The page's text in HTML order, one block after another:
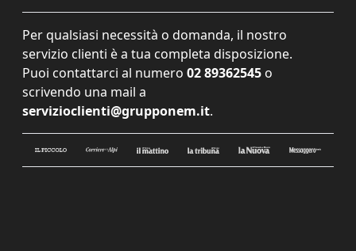
Per qualsiasi necessità o domanda, il nostro
servizio clienti è a tua completa disposizione.
Puoi contattarci al numero 02 89362545 o
scrivendo una mail a
servizioclienti@grupponem.it.